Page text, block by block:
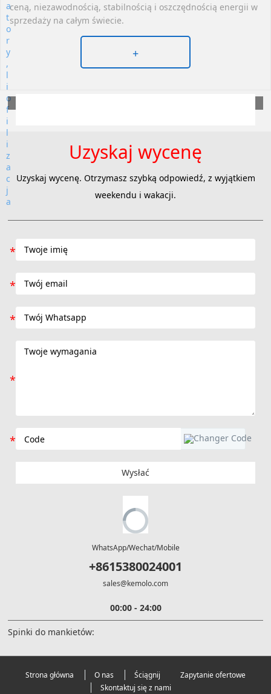
ceną, niezawodnością, stabilnością i oszczędnością energii w
sprzedaży na całym świecie.
+
Uzyskaj wycenę
Uzyskaj wycenę. Otrzymasz szybką odpowiedź, z wyjątkiem
weekendu i wakacji.
Wysłać
WhatsApp/Wechat/Mobile
+8615380024001
sales@kemolo.com
00:00 - 24:00
Spinki do mankietów:
Strona główna O nas Ściągnij
Zapytanie ofertowe
Skontaktuj się z nami